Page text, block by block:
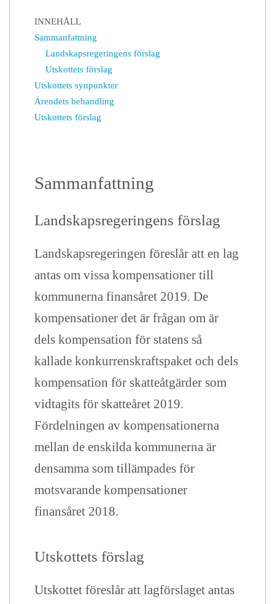
INNEHÅLL
Sammanfattning
Landskapsregeringens förslag
Utskottets förslag
Utskottets synpunkter
Ärendets behandling
Utskottets förslag
Sammanfattning
Landskapsregeringens förslag
Landskapsregeringen föreslår att en lag
antas om vissa kompensationer till
kommunerna finansåret 2019. De
kompensationer det är frågan om är
dels kompensation för statens så
kallade konkurrenskraftspaket och dels
kompensation för skatteåtgärder som
vidtagits för skatteåret 2019.
Fördelningen av kompensationerna
mellan de enskilda kommunerna är
densamma som tillämpades för
motsvarande kompensationer
finansåret 2018.
Utskottets förslag
Utskottet föreslår att lagförslaget antas